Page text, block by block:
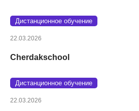
Дистанционное обучение
22.03.2026
Cherdakschool
Дистанционное обучение
22.03.2026